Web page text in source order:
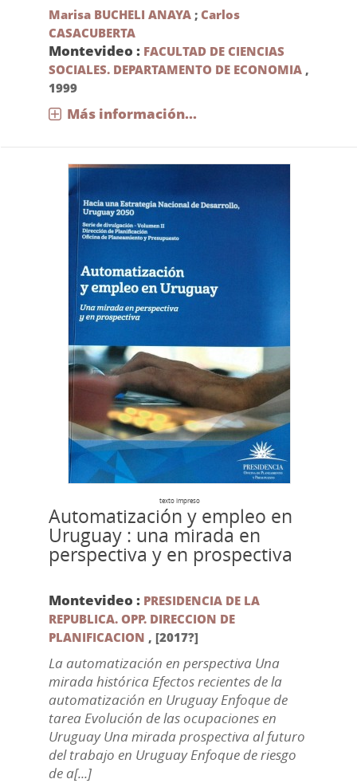
Marisa BUCHELI ANAYA; Carlos
CASACUBERTA
Montevideo : FACULTAD DE CIENCIAS
SOCIALES. DEPARTAMENTO DE ECONOMIA,
1999
Más información...
texto impreso
Automatización y empleo en
Uruguay : una mirada en
perspectiva y en prospectiva
Montevideo : PRESIDENCIA DE LA
REPUBLICA. OPP. DIRECCION DE
PLANIFICACION , [2017?]
La automatización en perspectiva Una
mirada histórica Efectos recientes de la
automatización en Uruguay Enfoque de
tarea Evolución de las ocupaciones en
Uruguay Una mirada prospectiva al futuro
del trabajo en Uruguay Enfoque de riesgo
de a[...]